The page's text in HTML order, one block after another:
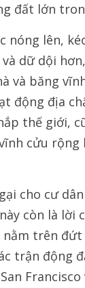
đất lớn
nóng lên,
dữ dội
và băng
động địa
thế giới,
cửu rộng
cho cư
còn là lời
trên đứt
trận động
Francisco